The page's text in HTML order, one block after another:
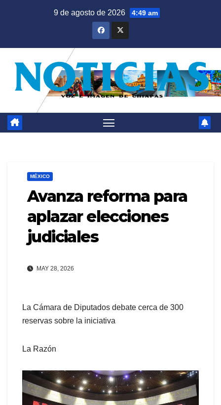
9 de agosto de 2026 4:49 am
MÉXICO
Avanza reforma para
aplazar elecciones
judiciales
MAY 28, 2026
La Cámara de Diputados debate cerca de 300
reservas sobre la iniciativa
La Razón